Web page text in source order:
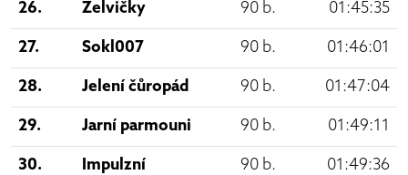
26. Želvičky 90 b. 01:45:35
27. Sokl007 90 b. 01:46:01
28. Jelení čůropád 90 b. 01:47:04
29. Jarní parmouni 90 b. 01:49:11
30.
Impulzní
90 b. 01:49:36